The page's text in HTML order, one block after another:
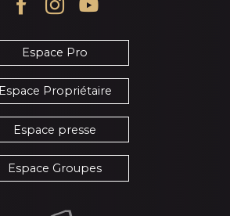
Espace Pro
Espace Propriétaire
Espace presse
Espace Groupes